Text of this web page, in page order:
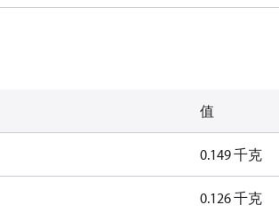
值
0.149 千克
0.126 千克